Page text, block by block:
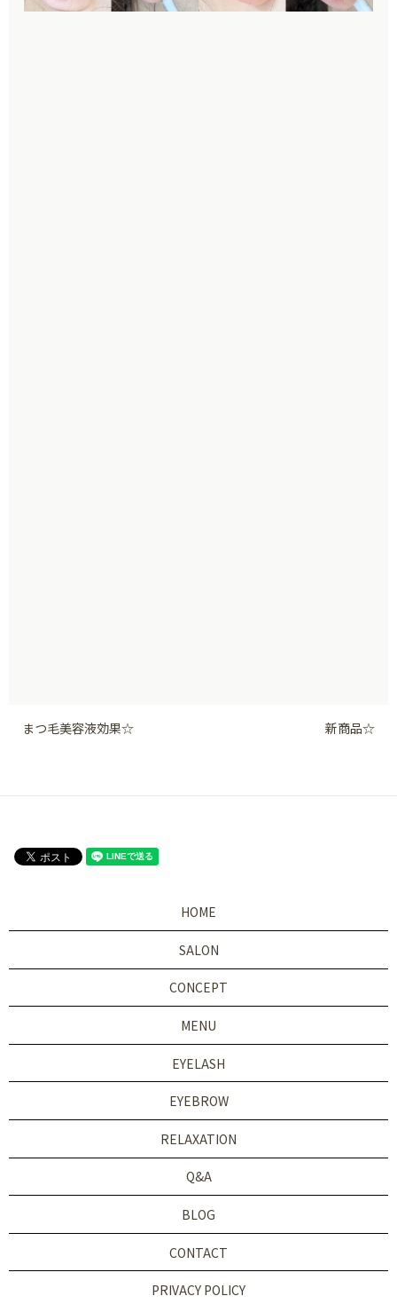
まつ毛美容液効果☆ 新商品☆
HOME
SALON
CONCEPT
MENU
EYELASH
EYEBROW
RELAXATION
Q&A
BLOG
CONTACT
PRIVACY POLICY